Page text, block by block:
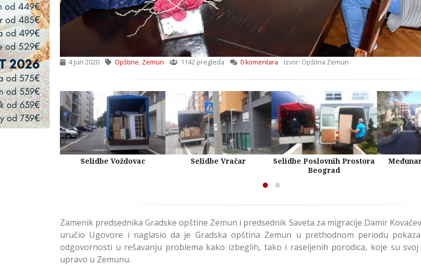
4 Jun 2020 Opštine, Zemun 1142 pregleda 0 komentara Izvor: Opština Zemun
Selidbe Voždovac Selidbe Vračar
Selidbe Poslovnih Prostora
Beograd
Zamenik predsednika Gradske opštine Zemun i predsednik Saveta za migracije Damir
uručio Ugovore i naglasio da je Gradska opština Zemun u prethodnom periodu
odgovornosti u rešavanju problema kako izbeglih, tako i raseljenih porodica, koje su
upravo u Zemunu.